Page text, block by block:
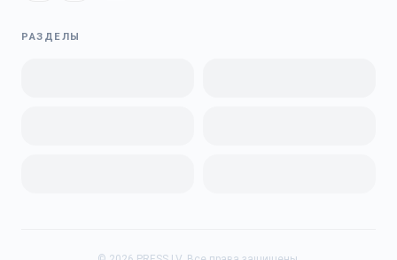
РАЗДЕЛЫ